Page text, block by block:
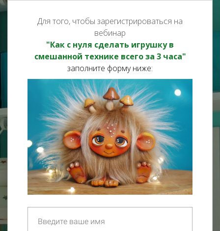
Для того, чтобы зарегистрироваться на
вебинар
"Как с нуля сделать игрушку в
смешанной технике всего за 3 часа"
заполните форму ниже: